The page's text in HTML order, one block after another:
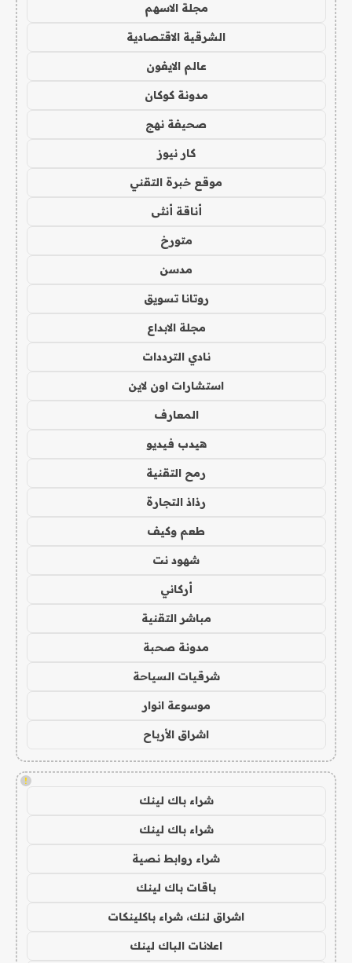
مجلة الاسهم
الشرقية الاقتصادية
عالم الايفون
مدونة كوكان
صحيفة نهج
كار نيوز
موقع خبرة التقني
أناقة أنثى
متورخ
مدسن
روتانا تسويق
مجلة الابداع
نادي الترددات
استشارات اون لاين
المعارف
هيدب فيديو
رمح التقنية
رذاذ التجارة
طعم وكيف
شهود نت
أركاني
مباشر التقنية
مدونة صحبة
شرقيات السياحة
موسوعة انوار
اشراق الأرباح
!
شراء باك لينك
شراء باك لينك
شراء روابط نصية
باقات باك لينك
اشراق لنك، شراء باكلينكات
اعلانات الباك لينك